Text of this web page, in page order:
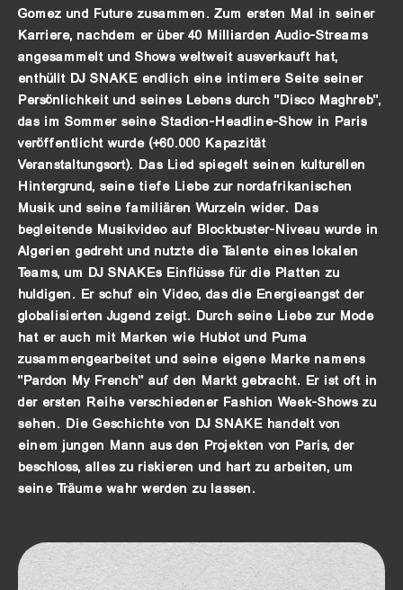
Gomez und Future zusammen. Zum ersten Mal in seiner
Karriere, nachdem er über 40 Milliarden Audio-Streams
angesammelt und Shows weltweit ausverkauft hat,
enthüllt DJ SNAKE endlich eine intimere Seite seiner
Persönlichkeit und seines Lebens durch ''Disco Maghreb'',
das im Sommer seine Stadion-Headline-Show in Paris
veröffentlicht wurde (+60.000 Kapazität
Veranstaltungsort). Das Lied spiegelt seinen kulturellen
Hintergrund, seine tiefe Liebe zur nordafrikanischen
Musik und seine familiären Wurzeln wider. Das
begleitende Musikvideo auf Blockbuster-Niveau wurde in
Algerien gedreht und nutzte die Talente eines lokalen
Teams, um DJ SNAKEs Einflüsse für die Platten zu
huldigen. Er schuf ein Video, das die Energieangst der
globalisierten Jugend zeigt. Durch seine Liebe zur Mode
hat er auch mit Marken wie Hublot und Puma
zusammengearbeitet und seine eigene Marke namens
''Pardon My French'' auf den Markt gebracht. Er ist oft in
der ersten Reihe verschiedener Fashion Week-Shows zu
sehen. Die Geschichte von DJ SNAKE handelt von
einem jungen Mann aus den Projekten von Paris, der
beschloss, alles zu riskieren und hart zu arbeiten, um
seine Träume wahr werden zu lassen.